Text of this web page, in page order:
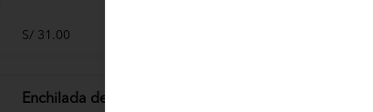
S/ 31.00
Enchilada de